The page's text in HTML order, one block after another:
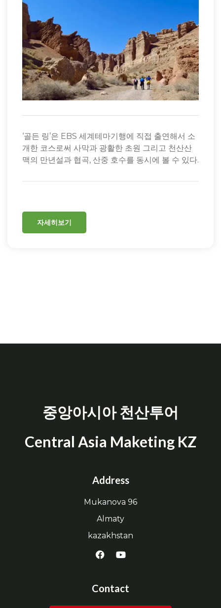
‘골든 링’은 EBS 세계테마기행에 직접 출연해서 소
개한 코스로써 사막과 광활한 초원 그리고 천산산
맥의 만년설과 협곡, 산중 호수를 동시에 볼 수 있다.
자세히보기
중앙아시아 천산투어
Central Asia Maketing KZ
Address
Mukanova 96
Almaty
kazakhstan
Contact